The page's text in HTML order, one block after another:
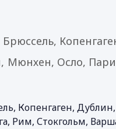
Мюнхен, Осло,
Копенгаген,
Рим, Стокгольм,